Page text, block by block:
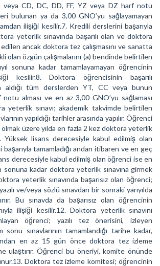
veya CD, DC, DD, FF, YZ veya DZ harf notu
bulunan ya da 3,00 GNO’yu sağlayamayan
ilişiği kesilir.7. Kredili derslerini başarıyla
yeterlik sınavında başarılı olan ve doktora
ancak doktora tez çalışmasını ve sanatta
olan özgün çalışmalarını (a) bendinde belirtilen
sonuna kadar tamamlayamayan öğrencinin
kesilir.8. Doktora öğrencisinin başarılı
aldığı tüm derslerden YT, CC veya bunun
alması ve en az 3,00 GNO’yu sağlaması
yeterlik sınavı; akademik takvimde belirtilen
yapıldığı tarihler arasında yapılır. Öğrenci
olmak üzere yılda en fazla 2 kez doktora yeterlik
Yüksek lisans derecesiyle kabul edilmiş olan
tamamladığı andan itibaren ve en geç
derecesiyle kabul edilmiş olan öğrenci ise en
sonuna kadar doktora yeterlik sınavına girmek
yeterlik sınavında başarısız olan öğrenci;
ve/veya sözlü sınavdan bir sonraki yarıyılda
Bu sınavda da başarısız olan öğrencinin
ilişiği kesilir.12. Doktora yeterlik sınavını
öğrenci; yazılı tez önerisini, izleyen
sonu sınavlarının tamamlandığı tarihe kadar,
en az 15 gün önce doktora tez izleme
ulaştırır. Öğrenci bu öneriyi, komite önünde
Doktora tez izleme komitesi; öğrencinin